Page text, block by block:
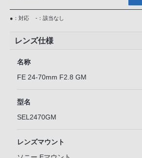
●：対応 -：該当なし
レンズ仕様
名称
FE 24-70mm F2.8 GM
型名
SEL2470GM
レンズマウント